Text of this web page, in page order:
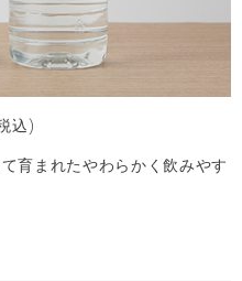
込)
育まれたやわらかく飲みやす